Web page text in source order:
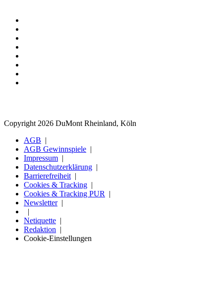
Copyright 2026 DuMont Rheinland, Köln
AGB
AGB Gewinnspiele
Impressum
Datenschutzerklärung
Barrierefreiheit
Cookies & Tracking
Cookies & Tracking PUR
Newsletter
Netiquette
Redaktion
Cookie-Einstellungen